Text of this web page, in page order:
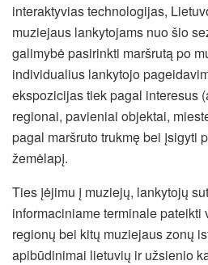
interaktyvias technologijas,
muziejaus lankytojams nuo šio
galimybė pasirinkti maršrutą po
individualius lankytojo
ekspozicijas tiek pagal interesus
regionai, pavieniai objektai,
pagal maršruto trukmę bei įsigyti
žemėlapį.
Ties įėjimu į muziejų, lankytojų
informaciniame terminale pateikti
regionų bei kitų muziejaus zonų
apibūdinimai lietuvių ir užsienio